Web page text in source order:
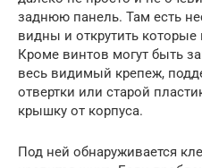
заднюю панель. Там есть
видны и открутить которые
Кроме винтов могут быть
весь видимый крепеж,
отвертки или старой
крышку от корпуса.
Под ней обнаруживается